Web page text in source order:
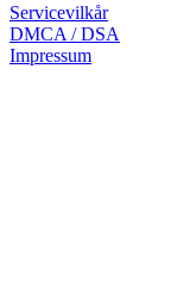
Servicevilkår
DMCA / DSA
Impressum